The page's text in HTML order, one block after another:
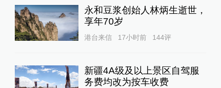
永和豆浆创始人林炳生逝世，
享年70岁
港台来信 17小时前 144评
新疆4A级及以上景区自驾服
务费均改为按车收费